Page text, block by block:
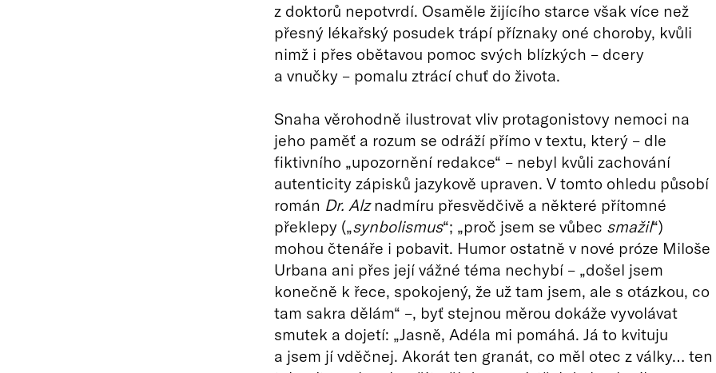
z doktorů nepotvrdí. Osaměle žijícího starce však více než
přesný lékařský posudek trápí příznaky oné choroby, kvůli
nimž i přes obětavou pomoc svých blízkých – dcery
a vnučky – pomalu ztrácí chuť do života.
Snaha věrohodně ilustrovat vliv protagonistovy nemoci na
jeho paměť a rozum se odráží přímo v textu, který – dle
fiktivního „upozornění redakce“ – nebyl kvůli zachování
autenticity zápisků jazykově upraven. V tomto ohledu působí
román Dr. Alznadmíru přesvědčivě a některé přítomné
překlepy („synbolismus“; „proč jsem se vůbec smažil“)
mohou čtenáře i pobavit. Humor ostatně v nové próze Miloše
Urbana ani přes její vážné téma nechybí – „došel jsem
konečně k řece, spokojený, že už tam jsem, ale s otázkou, co
tam sakra dělám“ –, byť stejnou měrou dokáže vyvolávat
smutek a dojetí: „Jasně, Adéla mi pomáhá. Já to kvituju
a jsem jí vděčnej. Akorát ten granát, co měl otec z války… ten